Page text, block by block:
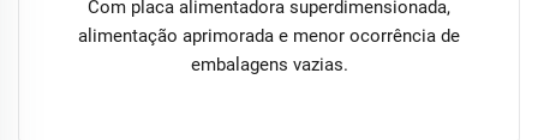
Com placa alimentadora superdimensionada,
alimentação aprimorada e menor ocorrência de
embalagens vazias.